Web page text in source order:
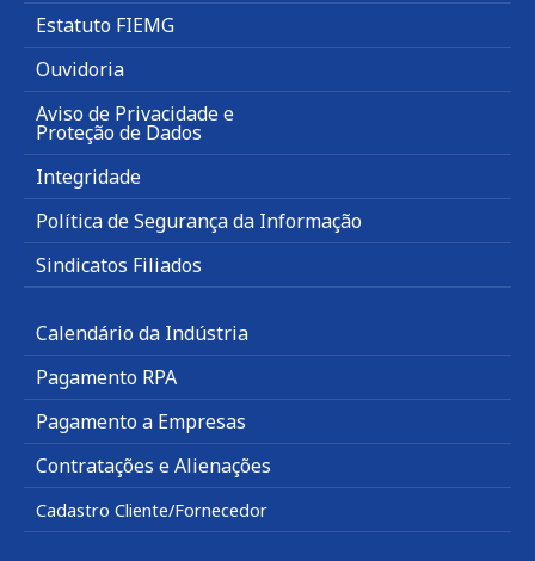
Estatuto FIEMG
Ouvidoria
Aviso de Privacidade e
Proteção de Dados
Integridade
Política de Segurança da Informação
Sindicatos Filiados
Calendário da Indústria
Pagamento RPA
Pagamento a Empresas
Contratações e Alienações
Cadastro Cliente/Fornecedor